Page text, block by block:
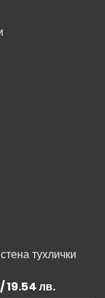
тухлички
/ 19.54 лв.Текущата